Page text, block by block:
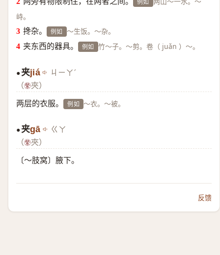
例如
峙。
搀杂。 例如 ～生饭。～杂。
夹东西的器具。 例如 竹～子。～剪。卷（ juǎn ）～。
● 夹jiá ㄐㄧㄚˊ
（
夾）
两层的衣服。
例如 ～衣。～被。
● 夹gā ㄍㄚ
（
夾）
〔～肢窝〕腋下。
反馈